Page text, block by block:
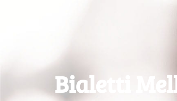
Bialetti